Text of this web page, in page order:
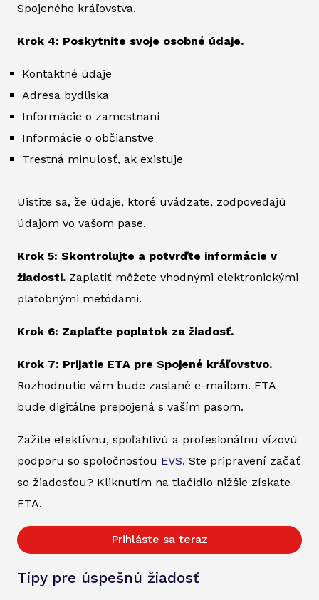
Spojeného kráľovstva.
Krok 4: Poskytnite svoje osobné údaje.
Kontaktné údaje
Adresa bydliska
Informácie o zamestnaní
Informácie o občianstve
Trestná minulosť, ak existuje
Uistite sa, že údaje, ktoré uvádzate, zodpovedajú
údajom vo vašom pase.
Krok 5: Skontrolujte a potvrďte informácie v
žiadosti. Zaplatiť môžete vhodnými elektronickými
platobnými metódami.
Krok 6: Zaplaťte poplatok za žiadosť.
Krok 7: Prijatie ETA pre Spojené kráľovstvo.
Rozhodnutie vám bude zaslané e-mailom. ETA
bude digitálne prepojená s vaším pasom.
Zažite efektívnu, spoľahlivú a profesionálnu vízovú
podporu so spoločnosťou EVS. Ste pripravení začať
so žiadosťou? Kliknutím na tlačidlo nižšie získate
ETA.
Prihláste sa teraz
Tipy pre úspešnú žiadosť